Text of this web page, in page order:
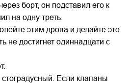
борт, он подставил его к
на одну треть.
этим дрова и делайте это
не достигнет одиннадцати с
Если клапаны